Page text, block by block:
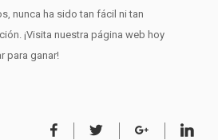
nunca ha sido tan fácil ni tan
¡Visita nuestra página web hoy
para ganar!